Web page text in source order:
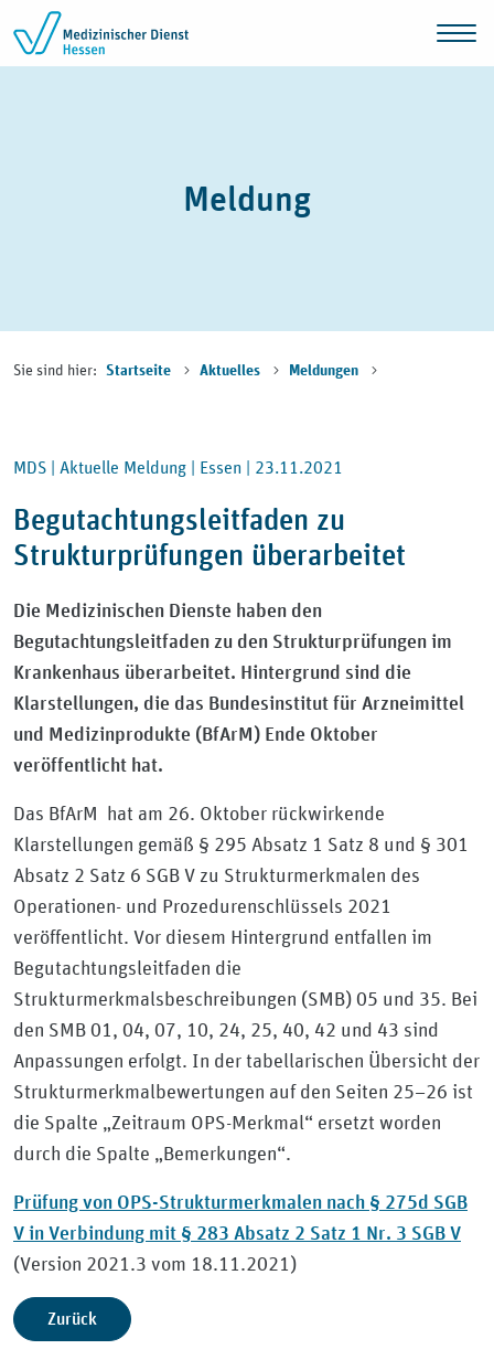
Zum Inhalt springen
Meldung
Sie sind hier: Startseite Aktuelles Meldungen
MDS | Aktuelle Meldung | Essen | 23.11.2021
Begutachtungsleitfaden zu
Strukturprüfungen überarbeitet
Die Medizinischen Dienste haben den
Begutachtungsleitfaden zu den Strukturprüfungen im
Krankenhaus überarbeitet. Hintergrund sind die
Klarstellungen, die das Bundesinstitut für Arzneimittel
und Medizinprodukte (BfArM) Ende Oktober
veröffentlicht hat.
Das BfArM hat am 26. Oktober rückwirkende
Klarstellungen gemäß § 295 Absatz 1 Satz 8 und § 301
Absatz 2 Satz 6 SGB V zu Strukturmerkmalen des
Operationen- und Prozedurenschlüssels 2021
veröffentlicht. Vor diesem Hintergrund entfallen im
Begutachtungsleitfaden die
Strukturmerkmalsbeschreibungen (SMB) 05 und 35. Bei
den SMB 01, 04, 07, 10, 24, 25, 40, 42 und 43 sind
Anpassungen erfolgt. In der tabellarischen Übersicht der
Strukturmerkmalbewertungen auf den Seiten 25–26 ist
die Spalte „Zeitraum OPS-Merkmal“ ersetzt worden
durch die Spalte „Bemerkungen“.
Prüfung von OPS-Strukturmerkmalen nach § 275d SGB
V in Verbindung mit § 283 Absatz 2 Satz 1 Nr. 3 SGB V
(Version 2021.3 vom 18.11.2021)
Zurück